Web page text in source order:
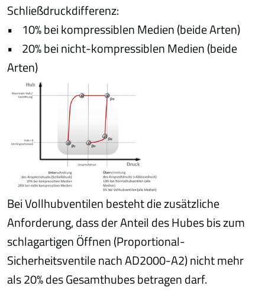
Schließdruckdifferenz:
• 10% bei kompressiblen Medien (beide Arten)
• 20% bei nicht-kompressiblen Medien (beide
Arten)
Bei Vollhubventilen besteht die zusätzliche
Anforderung, dass der Anteil des Hubes bis zum
schlagartigen Öffnen (Proportional-
Sicherheitsventile nach AD2000-A2) nicht mehr
als 20% des Gesamthubes betragen darf.